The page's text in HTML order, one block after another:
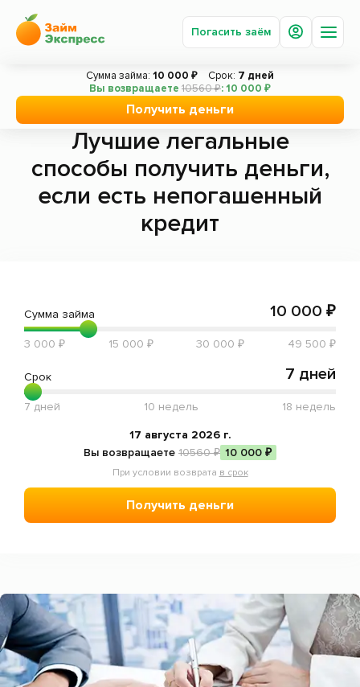
Погасить заём
Получить деньги
Погасить заём
Под залог авто
Акции
Вопросы и ответы
Пожаловаться
Сумма займа: 10 000 ₽ Срок: 7 дней
Вы возвращаете 10560 ₽: 10 000 ₽
Получить деньги
Главная Статьи
Лучшие легальные способы получить
деньги, если есть непогашенный кредит
Лучшие легальные
способы получить деньги,
если есть непогашенный
кредит
Сумма займа 10 000 ₽
3 000 ₽ 15 000 ₽ 30 000 ₽ 49 500 ₽
Срок 7 дней
7 дней 10 недель 18 недель
17 августа 2026 г.
Вы возвращаете 10560 ₽ 10 000 ₽
При условии возврата в срок
Получить деньги